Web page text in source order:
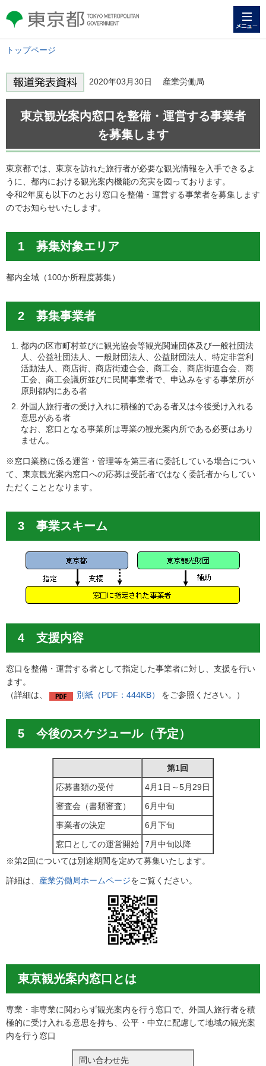
東京都 TOKYO METROPOLITAN
GOVERNMENT
トップページ
2020年03月30日 産業労働局
東京観光案内窓口を整備・運営する事業者
を募集します
東京都では、東京を訪れた旅行者が必要な観光情報を入手できるよ
うに、都内における観光案内機能の充実を図っております。
令和2年度も以下のとおり窓口を整備・運営する事業者を募集します
のでお知らせいたします。
1 募集対象エリア
都内全域（100か所程度募集）
2 募集事業者
都内の区市町村並びに観光協会等観光関連団体及び一般社団法
人、公益社団法人、一般財団法人、公益財団法人、特定非営利
活動法人、商店街、商店街連合会、商工会、商店街連合会、商
工会、商工会議所並びに民間事業者で、申込みをする事業所が
原則都内にある者
外国人旅行者の受け入れに積極的である者又は今後受け入れる
意思がある者
なお、窓口となる事業所は専業の観光案内所である必要はあり
ません。
※窓口業務に係る運営・管理等を第三者に委託している場合につい
て、東京観光案内窓口への応募は受託者ではなく委託者からしてい
ただくこととなります。
3 事業スキーム
4 支援内容
窓口を整備・運営する者として指定した事業者に対し、支援を行い
ます。
（詳細は、
別紙（PDF：444KB） をご参照ください。）
5 今後のスケジュール（予定）
第1回
応募書類の受付
4月1日～5月29日
審査会（書類審査）
6月中旬
事業者の決定
6月下旬
窓口としての運営開始
7月中旬以降
※第2回については別途期間を定めて募集いたします。
詳細は、 産業労働局ホームページをご覧ください。
東京観光案内窓口とは
専業・非専業に関わらず観光案内を行う窓口で、外国人旅行者を積
極的に受け入れる意思を持ち、公平・中立に配慮して地域の観光案
内を行う窓口
問い合わせ先